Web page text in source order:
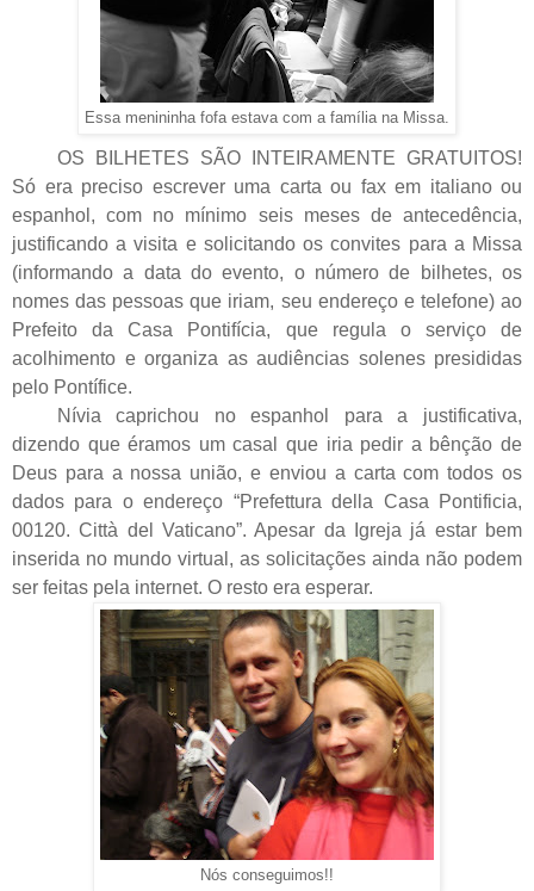
Essa menininha fofa estava com a família na Missa.
OS BILHETES SÃO INTEIRAMENTE GRATUITOS!
Só era preciso escrever uma carta ou fax em italiano ou
espanhol, com no mínimo seis meses de antecedência,
justificando a visita e solicitando os convites para a Missa
(informando a data do evento, o número de bilhetes, os
nomes das pessoas que iriam, seu endereço e telefone) ao
Prefeito da Casa Pontifícia, que regula o serviço de
acolhimento e organiza as audiências solenes presididas
pelo Pontífice.
Nívia caprichou no espanhol para a justificativa,
dizendo que éramos um casal que iria pedir a bênção de
Deus para a nossa união, e enviou a carta com todos os
dados para o endereço “Prefettura della Casa Pontificia,
00120. Città del Vaticano”. Apesar da Igreja já estar bem
inserida no mundo virtual, as solicitações ainda não podem
ser feitas pela internet. O resto era esperar.
Nós conseguimos!!